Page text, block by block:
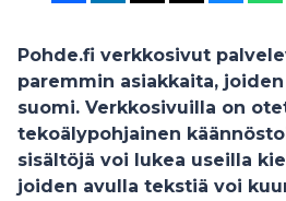
Pohde.fi verkkosivut
paremmin asiakkaita,
suomi. Verkkosivuilla on
tekoälypohjainen
sisältöjä voi lukea useilla
joiden avulla tekstiä voi